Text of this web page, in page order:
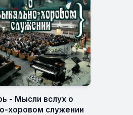
- Мысли вслух о
хоровом служении